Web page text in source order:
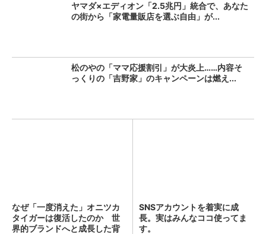
ヤマダ×エディオン「2.5兆円」統合で、あなた
の街から「家電量販店を選ぶ自由」が...
松のやの「ママ応援割引」が大炎上……内容そ
っくりの「吉野家」のキャンペーンは燃え...
なぜ「一度消えた」オニツカ
タイガーは復活したのか 世
界的ブランドへと成長した背
SNSアカウントを着実に成
長。実はみんなココ使ってま
す。